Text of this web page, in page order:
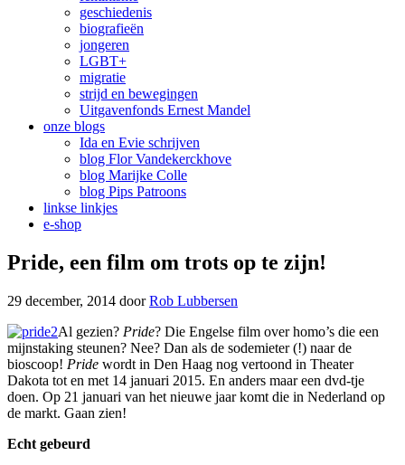
geschiedenis
biografieën
jongeren
LGBT+
migratie
strijd en bewegingen
Uitgavenfonds Ernest Mandel
onze blogs
Ida en Evie schrijven
blog Flor Vandekerckhove
blog Marijke Colle
blog Pips Patroons
linkse linkjes
e-shop
Pride, een film om trots op te zijn!
29 december, 2014 doorRob Lubbersen
Al gezien? Pride? Die Engelse film over homo’s die een
mijnstaking steunen? Nee? Dan als de sodemieter (!) naar de
bioscoop! Pride wordt in Den Haag nog vertoond in Theater
Dakota tot en met 14 januari 2015. En anders maar een dvd-tje
doen. Op 21 januari van het nieuwe jaar komt die in Nederland op
de markt. Gaan zien!
Echt gebeurd